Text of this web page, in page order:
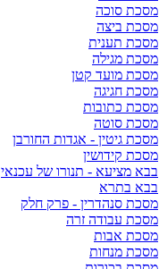
מסכת סוכה
מסכת ביצה
מסכת תענית
מסכת מגילה
מסכת מועד קטן
מסכת חגיגה
מסכת כתובות
מסכת סוטה
מסכת גיטין - אגדות החורבן
מסכת קידושין
בבא מציעא - תנורו של עכנאי
בבא בתרא
מסכת סנהדרין - פרק חלק
מסכת עבודה זרה
מסכת אבות
מסכת מנחות